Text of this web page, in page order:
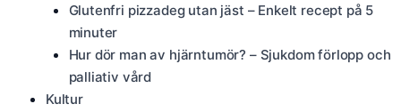
Glutenfri pizzadeg utan jäst – Enkelt recept på 5
minuter
Hur dör man av hjärntumör? – Sjukdom förlopp och
palliativ vård
Kultur